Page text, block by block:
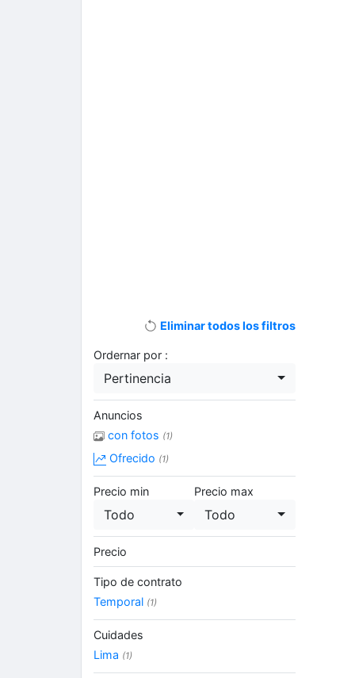
Eliminar todos los filtros
Ordernar por :
Pertinencia
Anuncios
con fotos (1)
Ofrecido (1)
Precio min
Todo
Precio max
Todo
Precio
Tipo de contrato
Temporal (1)
Cuidades
Lima (1)